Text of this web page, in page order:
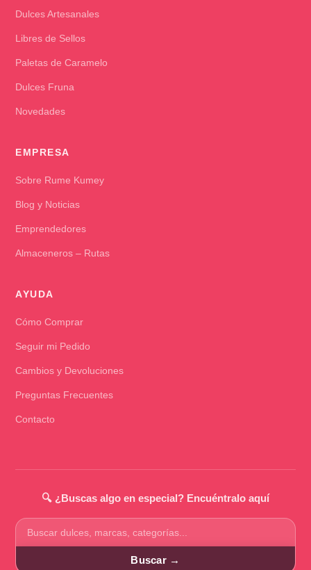
Dulces Artesanales
Libres de Sellos
Paletas de Caramelo
Dulces Fruna
Novedades
EMPRESA
Sobre Rume Kumey
Blog y Noticias
Emprendedores
Almaceneros – Rutas
AYUDA
Cómo Comprar
Seguir mi Pedido
Cambios y Devoluciones
Preguntas Frecuentes
Contacto
🔍 ¿Buscas algo en especial? Encuéntralo aquí
Buscar
productos
Buscar →